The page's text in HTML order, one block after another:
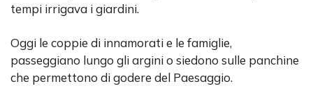
tempi irrigava i giardini.
Oggi le coppie di innamorati e le famiglie,
passeggiano lungo gli argini o siedono sulle panchine
che permettono di godere del Paesaggio.